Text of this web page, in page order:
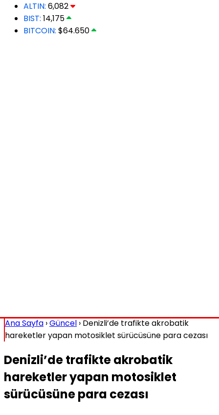
ALTIN: 6,082
BIST: 14,175
BITCOIN: $64.650
Ana Sayfa ›Güncel › Denizli’de trafikte akrobatik
hareketler yapan motosiklet sürücüsüne para cezası
Denizli’de trafikte akrobatik
hareketler yapan motosiklet
sürücüsüne para cezası